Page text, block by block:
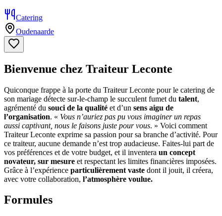
Catering
Oudenaarde
Bienvenue chez Traiteur Leconte
Quiconque frappe à la porte du Traiteur Leconte pour le catering de
son mariage détecte sur-le-champ le succulent fumet du talent,
agrémenté du souci de la qualité et d’un sens aigu de
l’organisation. « Vous n’auriez pas pu vous imaginer un repas
aussi captivant, nous le faisons juste pour vous. » Voici comment
Traiteur Leconte exprime sa passion pour sa branche d’activité. Pour
ce traiteur, aucune demande n’est trop audacieuse. Faites-lui part de
vos préférences et de votre budget, et il inventera un concept
novateur, sur mesure et respectant les limites financières imposées.
Grâce à l’expérience particulièrement vaste dont il jouit, il créera,
avec votre collaboration, l’atmosphère voulue.
Formules